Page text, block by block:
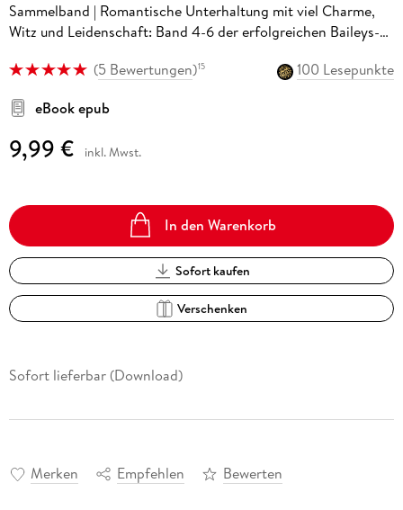
Sammelband | Romantische Unterhaltung mit viel Charme,
Witz und Leidenschaft: Band 4-6 der erfolgreichen Baileys-
(5 Bewertungen)15
100 Lesepunkte
eBook epub
9,99 € inkl. Mwst.
In den Warenkorb
Sofort kaufen
Verschenken
Sofort lieferbar (Download)
Merken Empfehlen Bewerten